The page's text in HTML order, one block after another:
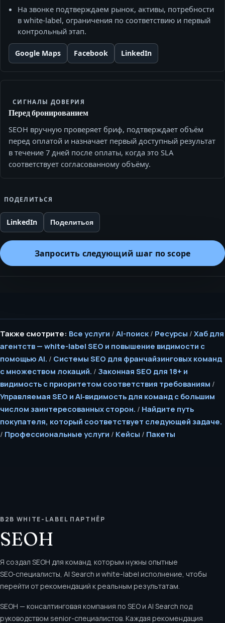
На звонке подтверждаем рынок, активы, потребности
в white-label, ограничения по соответствию и первый
контрольный этап.
Google Maps Facebook LinkedIn
СИГНАЛЫ ДОВЕРИЯ
Перед бронированием
SEOH вручную проверяет бриф, подтверждает объём
перед оплатой и назначает первый доступный результат
в течение 7 дней после оплаты, когда это SLA
соответствует согласованному объёму.
ПОДЕЛИТЬСЯ
LinkedIn Поделиться
Запросить следующий шаг по scope
Также смотрите: Все услуги / AI-поиск / Ресурсы / Хаб для
агентств — white-label SEO и повышение видимости с
помощью AI. / Системы SEO для франчайзинговых команд
с множеством локаций. / Законная SEO для 18+ и
видимость с приоритетом соответствия требованиям /
Управляемая SEO и AI‑видимость для команд с большим
числом заинтересованных сторон. / Найдите путь
покупателя, который соответствует следующей задаче.
/ Профессиональные услуги / Кейсы / Пакеты
B2B WHITE-LABEL ПАРТНЁР
SEOH
Я создал SEOH для команд, которым нужны опытные
SEO‑специалисты, AI Search и white-label исполнение, чтобы
перейти от рекомендаций к реальным результатам.
SEOH — консалтинговая компания по SEO и AI Search под
руководством senior-специалистов. Каждая рекомендация